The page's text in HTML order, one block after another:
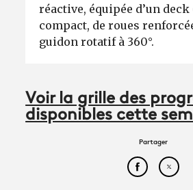
réactive, équipée d’un deck
compact, de roues
guidon rotatif à 360°.
Voir la grille des
disponibles cette
Partager
Partager